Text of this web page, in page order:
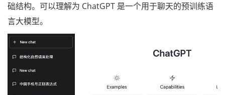
础结构。可以理解为 ChatGPT 是一个用于聊天的预训练语
言大模型。